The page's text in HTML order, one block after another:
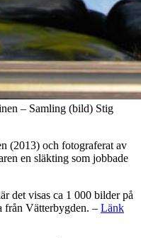
– Samling (bild) Stig
(2013) och fotograferat av
en släkting som jobbade
det visas ca 1 000 bilder på
från Vätterbygden. – Länk